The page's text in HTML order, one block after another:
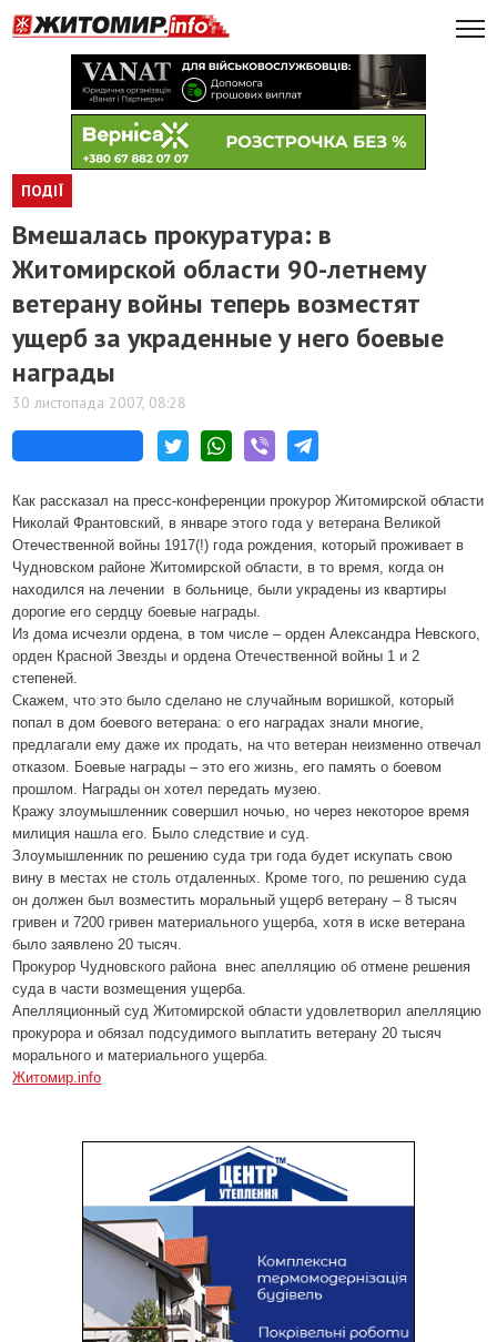
ПОДІЇ
Вмешалась прокуратура: в
Житомирской области 90-летнему
ветерану войны теперь возместят
ущерб за украденные у него боевые
награды
30 листопада 2007, 08:28
Как рассказал на пресс-конференции прокурор Житомирской области
Николай Франтовский, в январе этого года у ветерана Великой
Отечественной войны 1917(!) года рождения, который проживает в
Чудновском районе Житомирской области, в то время, когда он
находился на лечении в больнице, были украдены из квартиры
дорогие его сердцу боевые награды.
Из дома исчезли ордена, в том числе – орден Александра Невского,
орден Красной Звезды и ордена Отечественной войны 1 и 2
степеней.
Скажем, что это было сделано не случайным воришкой, который
попал в дом боевого ветерана: о его наградах знали многие,
предлагали ему даже их продать, на что ветеран неизменно отвечал
отказом. Боевые награды – это его жизнь, его память о боевом
прошлом. Награды он хотел передать музею.
Кражу злоумышленник совершил ночью, но через некоторое время
милиция нашла его. Было следствие и суд.
Злоумышленник по решению суда три года будет искупать свою
вину в местах не столь отдаленных. Кроме того, по решению суда
он должен был возместить моральный ущерб ветерану – 8 тысяч
гривен и 7200 гривен материального ущерба, хотя в иске ветерана
было заявлено 20 тысяч.
Прокурор Чудновского района внес апелляцию об отмене решения
суда в части возмещения ущерба.
Апелляционный суд Житомирской области удовлетворил апелляцию
прокурора и обязал подсудимого выплатить ветерану 20 тысяч
морального и материального ущерба.
Житомир.info